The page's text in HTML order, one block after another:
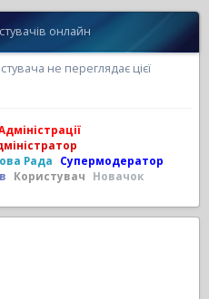
онлайн
не переглядає цієї
Рада
Супермодератор
Користувач
Новачок